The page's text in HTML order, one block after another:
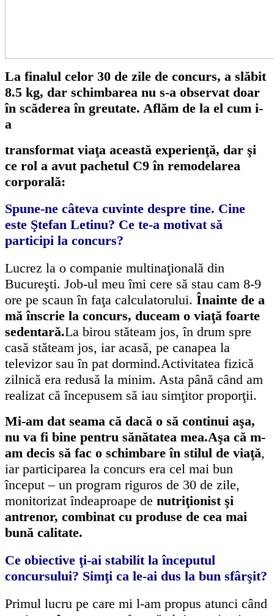
La finalul celor 30 de zile de concurs, a slăbit
8.5 kg, dar schimbarea nu s-a observat doar
în scăderea în greutate. Aflăm de la el cum i-
a
transformat viaţa această experienţă, dar şi
ce rol a avut pachetul C9 în remodelarea
corporală:
Spune-ne câteva cuvinte despre tine. Cine
este Ştefan Letinu? Ce te-a motivat să
participi la concurs?
Lucrez la o companie multinaţională din
Bucureşti. Job-ul meu îmi cere să stau cam 8-9
ore pe scaun în faţa calculatorului. Înainte de a
mă înscrie la concurs, duceam o viaţă foarte
sedentară.La birou stăteam jos, în drum spre
casă stăteam jos, iar acasă, pe canapea la
televizor sau în pat dormind.Activitatea fizică
zilnică era redusă la minim. Asta până când am
realizat că începusem să iau simţitor proporţii.
Mi-am dat seama că dacă o să continui aşa,
nu va fi bine pentru sănătatea mea.Aşa că m-
am decis să fac o schimbare în stilul de viaţă,
iar participarea la concurs era cel mai bun
început – un program riguros de 30 de zile,
monitorizat îndeaproape de nutriţionist şi
antrenor, combinat cu produse de cea mai
bună calitate.
Ce obiective ţi-ai stabilit la începutul
concursului? Simţi ca le-ai dus la bun sfârşit?
Primul lucru pe care mi l-am propus atunci când